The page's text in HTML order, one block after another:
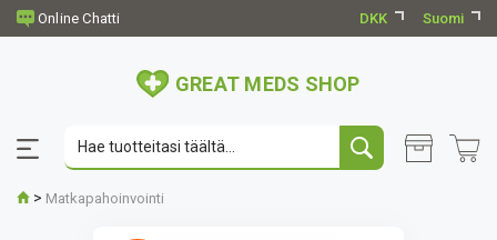
DKK Suomi
GREAT MEDS SHOP
> Matkapahoinvointi